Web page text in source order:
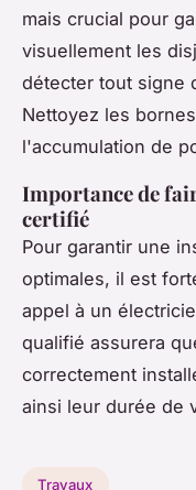
mais crucial pour
visuellement les
détecter tout signe
Nettoyez les
l'accumulation de
Importance de
certifié
Pour garantir une
optimales, il est
appel à un
qualifié assurera
correctement
ainsi leur durée de
Travaux